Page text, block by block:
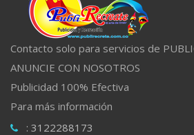
Contacto solo para servicios de
ANUNCIE CON NOSOTROS
Publicidad 100% Efectiva
Para más información
: 3122288173